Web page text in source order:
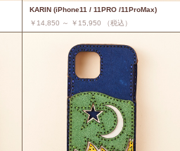
KARIN (iPhone11 / 11PRO /11ProMax)
￥14,850 ～ ￥15,950 （税込）